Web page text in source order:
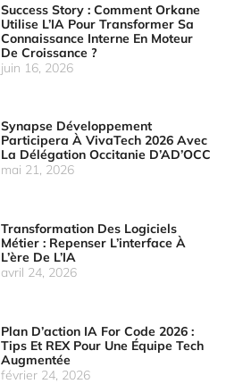
Success Story : Comment Orkane
Utilise L’IA Pour Transformer Sa
Connaissance Interne En Moteur
De Croissance ?
juin 16, 2026
Synapse Développement
Participera À VivaTech 2026 Avec
La Délégation Occitanie D’AD’OCC
mai 21, 2026
Transformation Des Logiciels
Métier : Repenser L’interface À
L’ère De L’IA
avril 24, 2026
Plan D’action IA For Code 2026 :
Tips Et REX Pour Une Équipe Tech
Augmentée
février 24, 2026